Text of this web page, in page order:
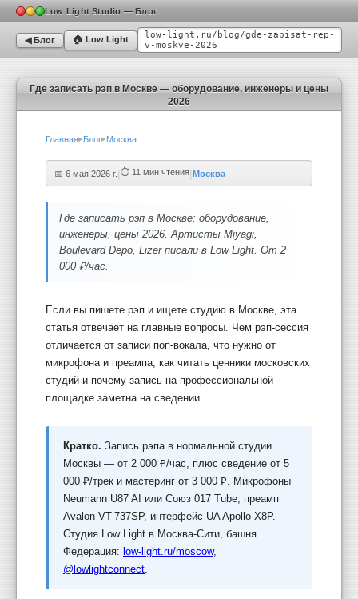
Студия звукозаписи МоскваЗапись вокала МоскваСведение
Low Light Studio — Блог
◀ Блог 🏠 Low Light low-light.ru/blog/gde-zapisat-rep-
v-moskve-2026
Где записать рэп в Москве — оборудование, инженеры и цены
2026
Главная▸Блог▸Москва
📅 6 мая 2026 г. |⏱ 11 мин чтения|Москва
Где записать рэп в Москве: оборудование,
инженеры, цены 2026. Артисты Miyagi,
Boulevard Depo, Lizer писали в Low Light. От 2
000 ₽/час.
Если вы пишете рэп и ищете студию в Москве, эта
статья отвечает на главные вопросы. Чем рэп-сессия
отличается от записи поп-вокала, что нужно от
микрофона и преампа, как читать ценники московских
студий и почему запись на профессиональной
площадке заметна на сведении.
Кратко. Запись рэпа в нормальной студии
Москвы — от 2 000 ₽/час, плюс сведение от 5
000 ₽/трек и мастеринг от 3 000 ₽. Микрофоны
Neumann U87 AI или Союз 017 Tube, преамп
Avalon VT-737SP, интерфейс UA Apollo X8P.
Студия Low Light в Москва-Сити, башня
Федерация: low-light.ru/moscow,
@lowlightconnect.